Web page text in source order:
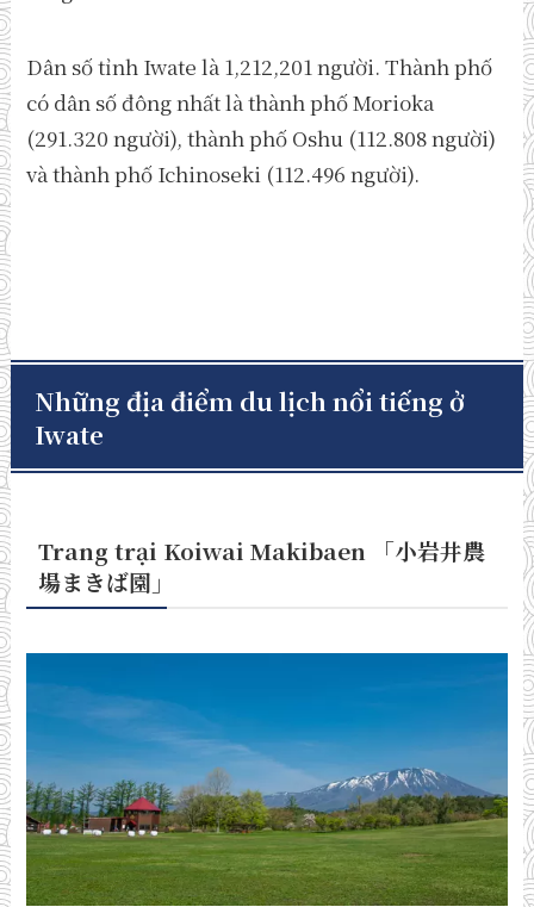
Dân số tỉnh Iwate là 1,212,201 người. Thành phố
có dân số đông nhất là thành phố Morioka
(291.320 người), thành phố Oshu (112.808 người)
và thành phố Ichinoseki (112.496 người).
Những địa điểm du lịch nổi tiếng ở
Iwate
Trang trại Koiwai Makibaen 「小岩井農
場まきば園 」